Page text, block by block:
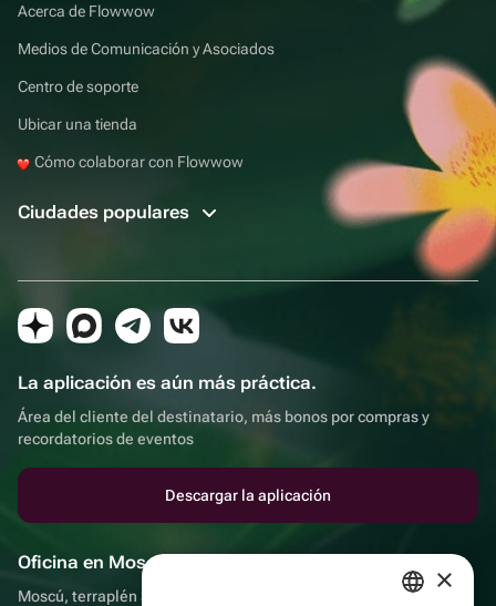
Acerca de Flowwow
Medios de Comunicación y Asociados
Centro de soporte
Ubicar una tienda
Cómo colaborar con Flowwow
Ciudades populares
La aplicación es aún más práctica.
Área del cliente del destinatario, más bonos por compras y
recordatorios de eventos
Descargar la aplicación
Oficina en Moscú
Moscú, terraplén Sadovnicheskaya, 9, sala 2/3 ×